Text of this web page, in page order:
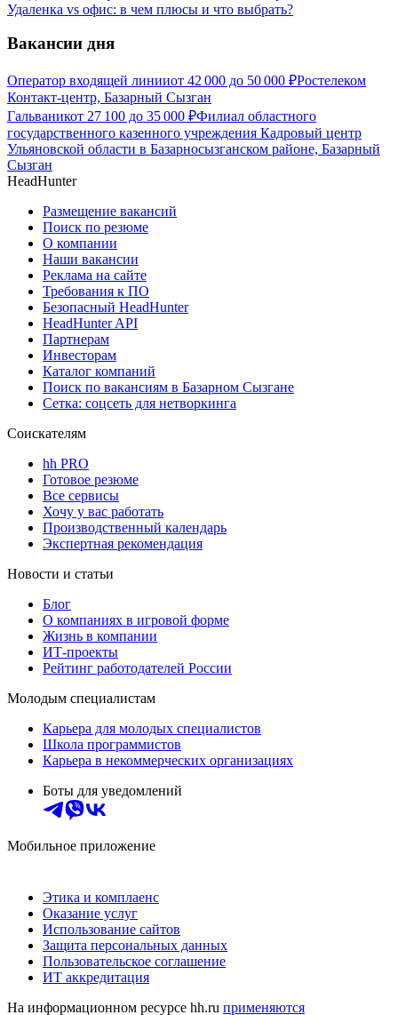
Удаленка vs офис: в чем плюсы и что выбрать?
Вакансии дня
Оператор входящей линииот 42 000 до 50 000 ₽Ростелеком
Контакт-центр, Базарный Сызган
Гальваникот 27 100 до 35 000 ₽Филиал областного
государственного казенного учреждения Кадровый центр
Ульяновской области в Базарносызганском районе, Базарный
Сызган
HeadHunter
Размещение вакансий
Поиск по резюме
О компании
Наши вакансии
Реклама на сайте
Требования к ПО
Безопасный HeadHunter
HeadHunter API
Партнерам
Инвесторам
Каталог компаний
Поиск по вакансиям в Базарном Сызгане
Сетка: соцсеть для нетворкинга
Соискателям
hh PRO
Готовое резюме
Все сервисы
Хочу у вас работать
Производственный календарь
Экспертная рекомендация
Новости и статьи
Блог
О компаниях в игровой форме
Жизнь в компании
ИТ-проекты
Рейтинг работодателей России
Молодым специалистам
Карьера для молодых специалистов
Школа программистов
Карьера в некоммерческих организациях
Боты для уведомлений
Мобильное приложение
Этика и комплаенс
Оказание услуг
Использование сайтов
Защита персональных данных
Пользовательское соглашение
ИТ аккредитация
На информационном ресурсе hh.ru применяются